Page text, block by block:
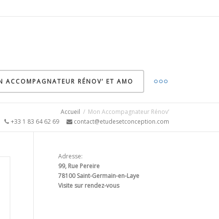
ACCOMPAGNATEUR RÉNOV’ ET AMO
Accueil
Mon Accompagnateur Rénov’
+33 1 83 64 62 69 contact@etudesetconception.com
Adresse:
99, Rue Pereire
78100 Saint-Germain-en-Laye
Visite sur rendez-vous